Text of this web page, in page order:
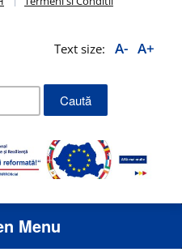
Text size: A- A+
Menu